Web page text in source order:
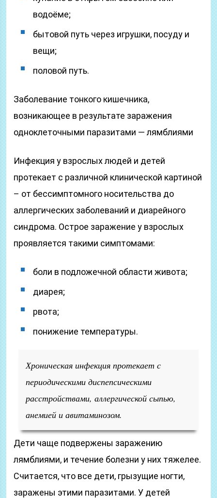
водоёме;
бытовой путь через игрушки, посуду и
вещи;
половой путь.
Заболевание тонкого кишечника,
возникающее в результате заражения
одноклеточными паразитами — лямблиями
Инфекция у взрослых людей и детей
протекает с различной клинической картиной
– от бессимптомного носительства до
аллергических заболеваний и диарейного
синдрома. Острое заражение у взрослых
проявляется такими симптомами:
боли в подложечной области живота;
диарея;
рвота;
понижение температуры.
Хроническая инфекция протекает с
периодическими диспепсическими
расстройствами, аллергической сыпью,
анемией и авитаминозом.
Дети чаще подвержены заражению
лямблиями, и течение болезни у них тяжелее.
Считается, что все дети, грызущие ногти,
заражены этими паразитами. У детей